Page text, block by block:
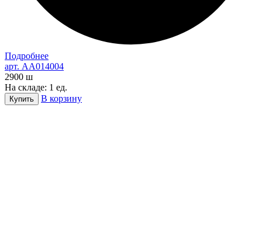
Подробнее
арт. AA014004
2900 ш
На складе: 1 ед.
Купить В корзину